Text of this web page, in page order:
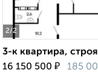
2/2
3-к квартира,
16 150 500 ₽ 185